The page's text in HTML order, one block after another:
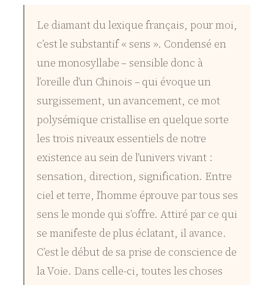
Le diamant du lexique français, pour moi,
c’est le substantif « sens ». Condensé en
une monosyllabe – sensible donc à
l’oreille d’un Chinois – qui évoque un
surgissement, un avancement, ce mot
polysémique cristallise en quelque sorte
les trois niveaux essentiels de notre
existence au sein de l’univers vivant :
sensation, direction, signification. Entre
ciel et terre, l’homme éprouve par tous ses
sens le monde qui s’offre. Attiré par ce qui
se manifeste de plus éclatant, il avance.
C’est le début de sa prise de conscience de
la Voie. Dans celle-ci, toutes les choses